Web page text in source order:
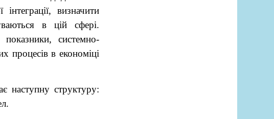
визначити
в цій сфері.
системно-
процесів в економіці
наступну структуру: